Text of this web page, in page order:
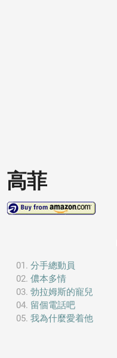
高菲
分手總動員
儂本多情
勃拉姆斯的寵兒
留個電話吧
我為什麼愛着他